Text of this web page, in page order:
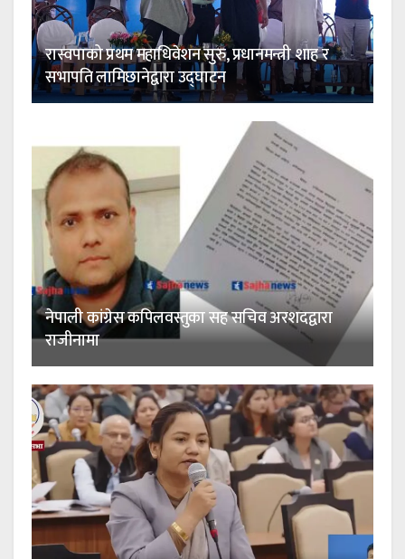
रास्वपाको प्रथम महाधिवेशन सुरु, प्रधानमन्त्री शाह र
सभापति लामिछानेद्वारा उद्घाटन
नेपाली कांग्रेस कपिलवस्तुका सह सचिव अरशदद्वारा
राजीनामा